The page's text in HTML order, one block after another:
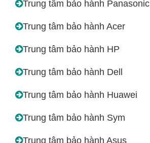
Trung tâm bảo hành Panasonic
Trung tâm bảo hành Acer
Trung tâm bảo hành HP
Trung tâm bảo hành Dell
Trung tâm bảo hành Huawei
Trung tâm bảo hành Sym
Trung tâm bảo hành Asus